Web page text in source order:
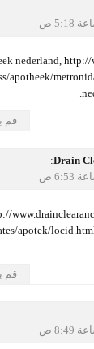
apotheek
css/
قم بتسجيل
:
pris,http://
certificates/
قم بتسجيل